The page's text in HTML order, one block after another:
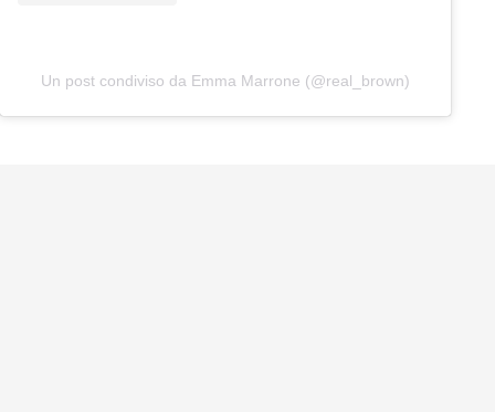
Un post condiviso da Emma Marrone (@real_brown)